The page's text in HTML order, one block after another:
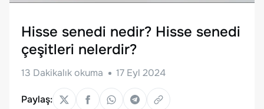
Hisse senedi nedir? Hisse senedi
çeşitleri nelerdir?
13 Dakikalık okuma 17 Eyl 2024
Paylaş: